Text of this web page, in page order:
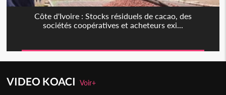
Côte d'Ivoire : Stocks résiduels de cacao, des
sociétés coopératives et acheteurs exi...
VIDEO KOACIVoir+